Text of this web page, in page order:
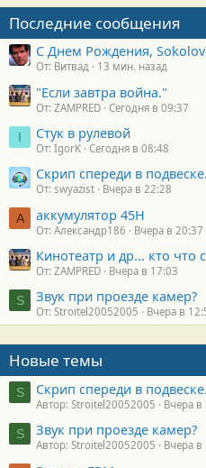
Последние сообщения
С Днем Рождения,
От: Витвад 13 мин. назад
"Если завтра война."
От: ZAMPRED Сегодня в 09:37
I Стук в рулевой
От: IgorK Сегодня в 08:48
Скрип спереди в подвеске.
От: swyazist Вчера в 22:28
А аккумулятор 45H
От: Александр186 Вчера в 20:37
Кинотеатр и др... кто что
От: ZAMPRED Вчера в 17:03
S Звук при проезде камер?
От: Stroitel20052005 Вчера в
Новые темы
S Скрип спереди в подвеске.
Автор: Stroitel20052005 Вчера в
S Звук при проезде камер?
Автор: Stroitel20052005 Вчера в